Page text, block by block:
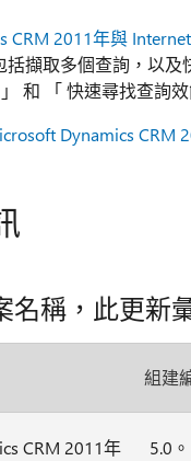
CRM 2011年與
括擷取多個查詢，以
和 「 快速尋找查詢
Dynamics CRM
名稱，此更新
組建
CRM 2011年
5.0。